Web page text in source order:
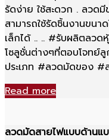
รัดง่าย ใช้สะดวก . ลวด
สามารถใช้รัดชิ้นงานขน
เล็กได้ .. .. #รับผลิตลวด
โซลูชั่นต่างๆที่ตอบโจทย์
ประเภท #ลวดมัดของ #
Read more
ลวดมัดสายไฟแบบด้านแ